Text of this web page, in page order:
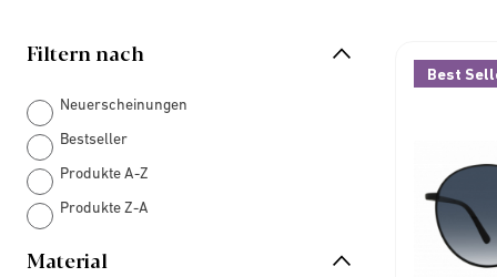
Filtern nach
Neuerscheinungen
Bestseller
Produkte A-Z
Produkte Z-A
Material
Best